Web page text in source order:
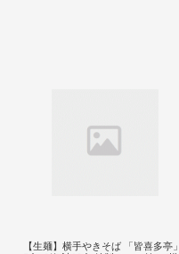
【生麺】横手やきそば 「皆喜多亭」